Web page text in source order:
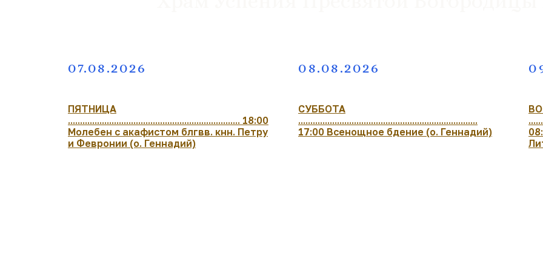
07.08.2026
ПЯТНИЦА
....................................................................... 18:00
Молебен с акафистом блгвв. кнн. Петру
и Февронии (о. Геннадий)
08.08.2026
СУББОТА
..........................................................................
17:00 Всенощное бдение (о. Геннадий)